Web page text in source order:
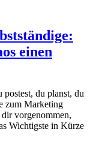
einen
du planst, du
zum Marketing
vorgenommen,
Wichtigste in Kürze